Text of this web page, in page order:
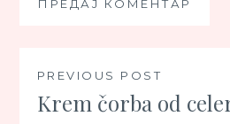
Кретање
чланка
PREVIOUS POST
Krem čorba od